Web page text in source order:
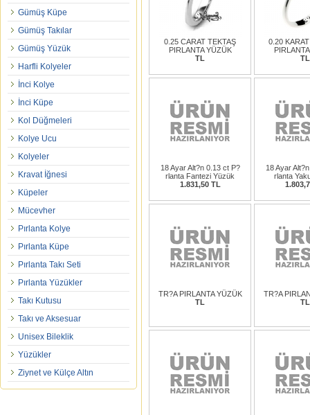
Gümüş Küpe
Gümüş Takılar
Gümüş Yüzük
Harfli Kolyeler
İnci Kolye
İnci Küpe
Kol Düğmeleri
Kolye Ucu
Kolyeler
Kravat İğnesi
Küpeler
Mücevher
Pırlanta Kolye
Pırlanta Küpe
Pırlanta Takı Seti
Pırlanta Yüzükler
Takı Kutusu
Takı ve Aksesuar
Unisex Bileklik
Yüzükler
Ziynet ve Külçe Altın
0.25 CARAT TEKTAŞ
PIRLANTA YÜZÜK
TL
0.20
TL
18 Ayar Alt?n 0.13 ct P?
rlanta Fantezi Yüzük
1.831,50 TL
18 Ayar
rlanta
TR?A PIRLANTA YÜZÜK
TL
TR?A
TL